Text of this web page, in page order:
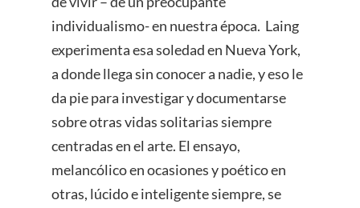
individualismo- en nuestra época. Laing
experimenta esa soledad en Nueva York,
a donde llega sin conocer a nadie, y eso le
da pie para investigar y documentarse
sobre otras vidas solitarias siempre
centradas en el arte. El ensayo,
melancólico en ocasiones y poético en
otras, lúcido e inteligente siempre, se